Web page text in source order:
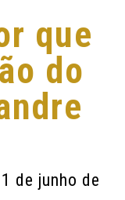
que
do
de junho de